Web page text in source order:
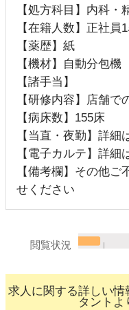
【処方科目】内科
【在籍人数】正社員
【薬歴】紙
【機材】自動分包機
【諸手当】
【研修内容】店舗で
【病床数】155床
【当直・夜勤】詳細
【電子カルテ】詳細
【備考欄】その他
せください
閲覧状況
求人に関する詳しい
タントよ